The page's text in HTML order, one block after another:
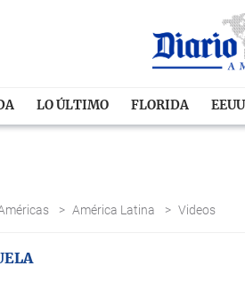
LO ÚLTIMO FLORIDA EEUU
> América Latina > Videos